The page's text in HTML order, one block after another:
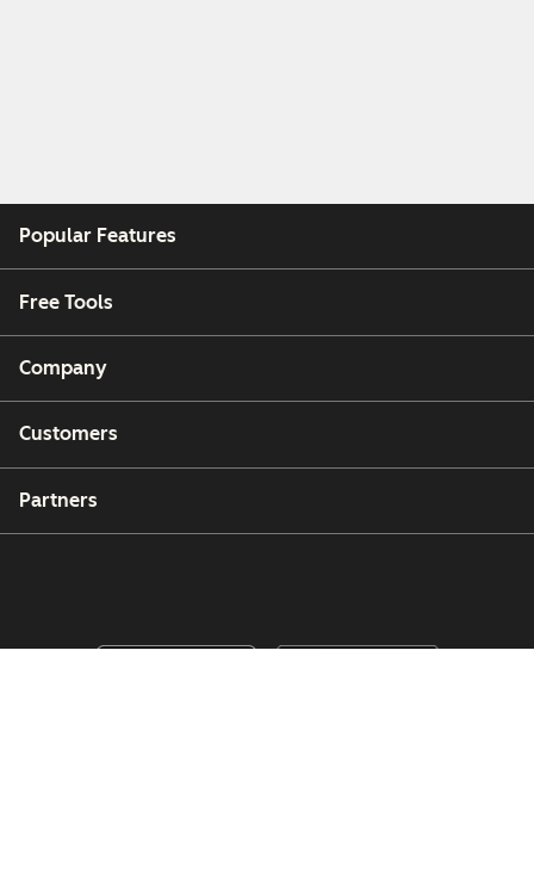
Popular Features
Free Tools
Company
Customers
Partners